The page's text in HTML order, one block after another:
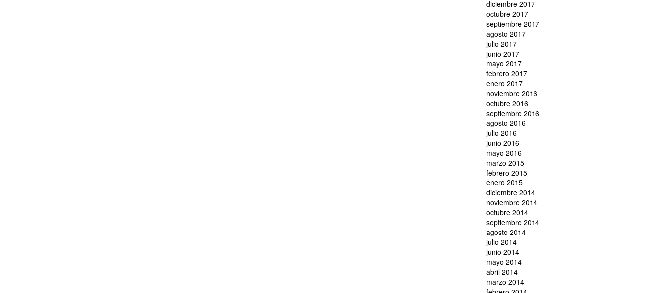
diciembre 2017
octubre 2017
septiembre 2017
agosto 2017
julio 2017
junio 2017
mayo 2017
febrero 2017
enero 2017
noviembre 2016
octubre 2016
septiembre 2016
agosto 2016
julio 2016
junio 2016
mayo 2016
marzo 2015
febrero 2015
enero 2015
diciembre 2014
noviembre 2014
octubre 2014
septiembre 2014
agosto 2014
julio 2014
junio 2014
mayo 2014
abril 2014
marzo 2014